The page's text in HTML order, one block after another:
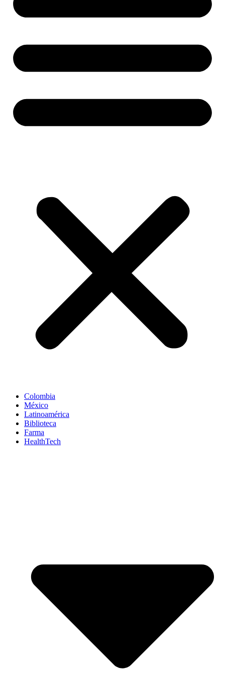
Colombia
México
Latinoamérica
Biblioteca
Farma
HealthTech